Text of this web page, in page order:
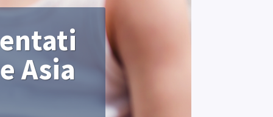
Asia